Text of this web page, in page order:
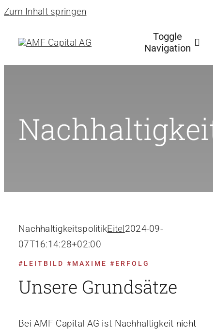
Zum Inhalt springen
Toggle
Navigation
Über uns
NachhaltigkeitspolitikEitel2024-09-
07T16:14:28+02:00
#LEITBILD #MAXIME #ERFOLG
Unsere Grundsätze
Bei AMF Capital AG ist Nachhaltigkeit nicht